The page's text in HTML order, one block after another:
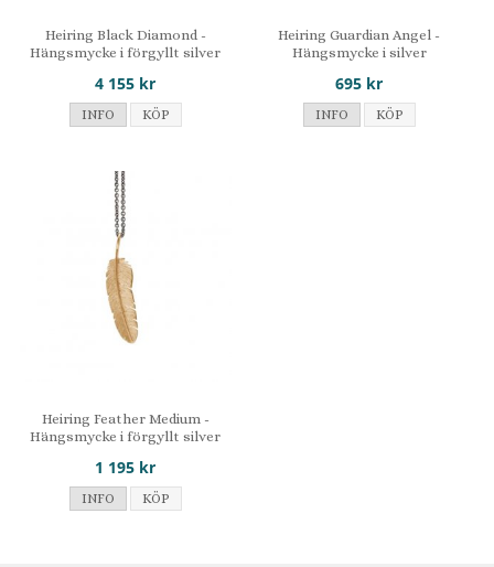
Heiring Black Diamond -
Hängsmycke i förgyllt silver
4 155 kr
INFO KÖP
Heiring Guardian Angel -
Hängsmycke i silver
695 kr
INFO KÖP
Heiring Feather Medium -
Hängsmycke i förgyllt silver
1 195 kr
INFO KÖP